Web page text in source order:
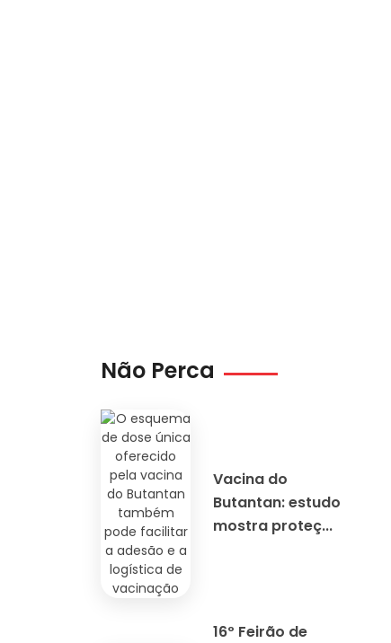
Não Perca
Vacina do
Butantan: estudo
mostra proteç...
16º Feirão de